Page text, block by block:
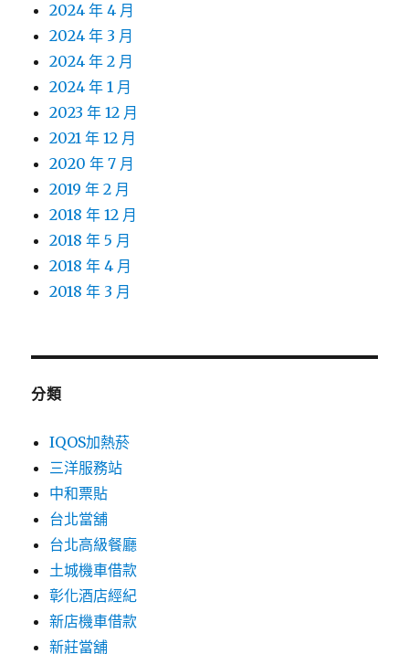
2024 年 4 月
2024 年 3 月
2024 年 2 月
2024 年 1 月
2023 年 12 月
2021 年 12 月
2020 年 7 月
2019 年 2 月
2018 年 12 月
2018 年 5 月
2018 年 4 月
2018 年 3 月
分類
IQOS加熱菸
三洋服務站
中和票貼
台北當舖
台北高級餐廳
土城機車借款
彰化酒店經紀
新店機車借款
新莊當舖